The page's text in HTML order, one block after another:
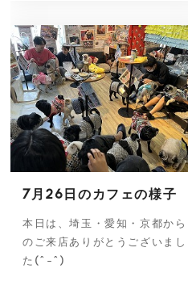
7月26日のカフェの様子
本日は、埼玉・愛知・京都から
のご来店ありがとうございまし
た(^-^)